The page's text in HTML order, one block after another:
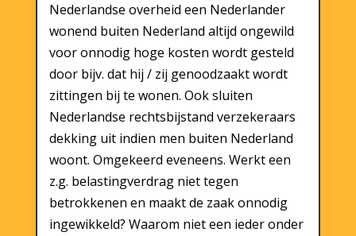
Nederlandse overheid een Nederlander
wonend buiten Nederland altijd ongewild
voor onnodig hoge kosten wordt gesteld
door bijv. dat hij / zij genoodzaakt wordt
zittingen bij te wonen. Ook sluiten
Nederlandse rechtsbijstand verzekeraars
dekking uit indien men buiten Nederland
woont. Omgekeerd eveneens. Werkt een
z.g. belastingverdrag niet tegen
betrokkenen en maakt de zaak onnodig
ingewikkeld? Waarom niet een ieder onder